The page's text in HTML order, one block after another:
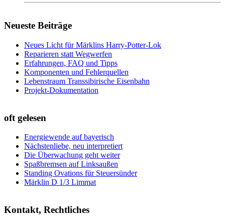
Neueste Beiträge
Neues Licht für Märklins Harry-Potter-Lok
Reparieren statt Wegwerfen
Erfahrungen, FAQ und Tipps
Komponenten und Fehlerquellen
Lebenstraum Transsibirische Eisenbahn
Projekt-Dokumentation
oft gelesen
Energiewende auf bayerisch
Nächstenliebe, neu interpretiert
Die Überwachung geht weiter
Spaßbremsen auf Linksaußen
Standing Ovations für Steuersünder
Märklin D 1/3 Limmat
Kontakt, Rechtliches